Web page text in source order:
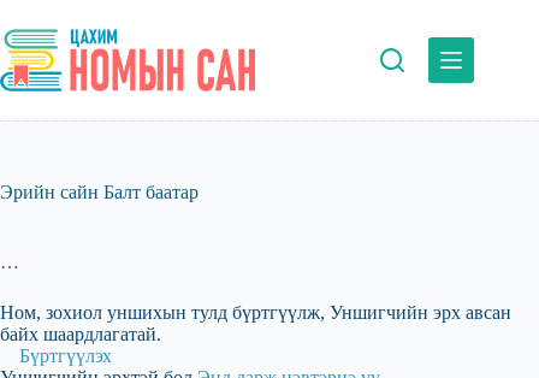
to
content
Эрийн сайн Балт баатар
…
Ном, зохиол уншихын тулд бүртгүүлж, Уншигчийн эрх авсан
байх шаардлагатай.
Бүртгүүлэх